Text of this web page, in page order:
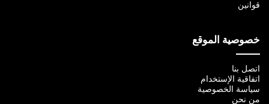
قوانين
خصوصية الموقع
اتصل بنا
اتفاقية الإستخدام
سياسة الخصوصية
من نحن